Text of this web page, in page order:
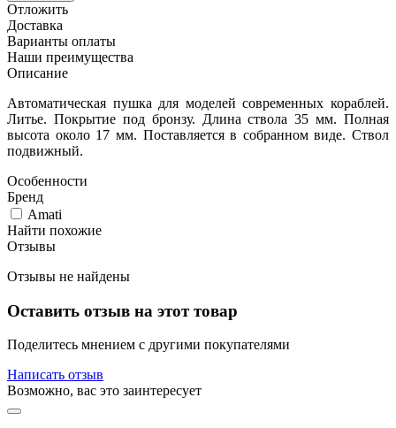
Отложить
Доставка
Варианты оплаты
Наши преимущества
Описание
Автоматическая пушка для моделей современных кораблей.
Литье. Покрытие под бронзу. Длина ствола 35 мм. Полная
высота около 17 мм. Поставляется в собранном виде. Ствол
подвижный.
Особенности
Бренд
Amati
Найти похожие
Отзывы
Отзывы не найдены
Оставить отзыв на этот товар
Поделитесь мнением с другими покупателями
Написать отзыв
Возможно, вас это заинтересует